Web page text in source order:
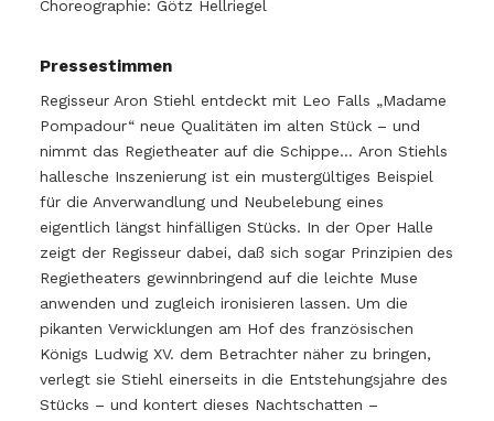
Choreographie: Götz Hellriegel
Pressestimmen
Regisseur Aron Stiehl entdeckt mit Leo Falls „Madame
Pompadour“ neue Qualitäten im alten Stück – und
nimmt das Regietheater auf die Schippe… Aron Stiehls
hallesche Inszenierung ist ein mustergültiges Beispiel
für die Anverwandlung und Neubelebung eines
eigentlich längst hinfälligen Stücks. In der Oper Halle
zeigt der Regisseur dabei, daß sich sogar Prinzipien des
Regietheaters gewinnbringend auf die leichte Muse
anwenden und zugleich ironisieren lassen. Um die
pikanten Verwicklungen am Hof des französischen
Königs Ludwig XV. dem Betrachter näher zu bringen,
verlegt sie Stiehl einerseits in die Entstehungsjahre des
Stücks – und kontert dieses Nachtschatten –